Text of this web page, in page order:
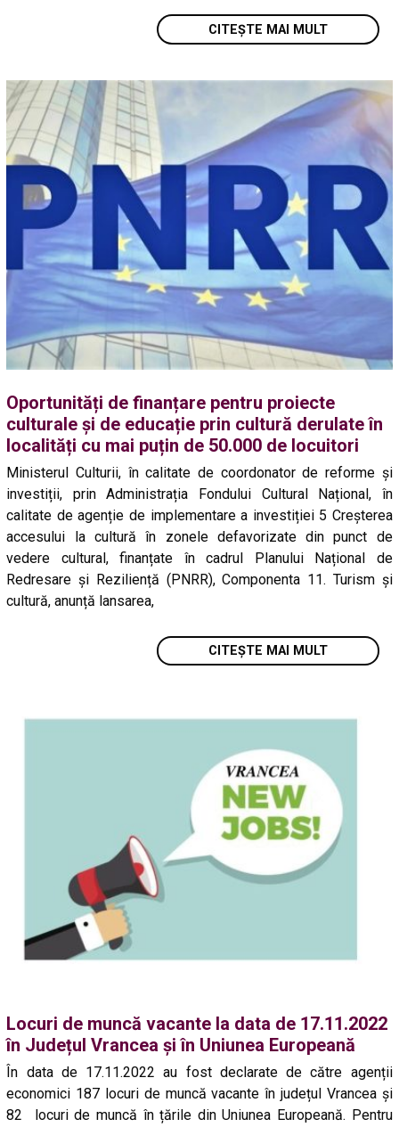
CITEȘTE MAI MULT
Oportunități de finanțare pentru proiecte
culturale și de educație prin cultură derulate în
localități cu mai puțin de 50.000 de locuitori
Ministerul Culturii, în calitate de coordonator de reforme și
investiții, prin Administrația Fondului Cultural Național, în
calitate de agenție de implementare a investiției 5 Creșterea
accesului la cultură în zonele defavorizate din punct de
vedere cultural, finanțate în cadrul Planului Național de
Redresare și Reziliență (PNRR), Componenta 11. Turism și
cultură, anunță lansarea,
CITEȘTE MAI MULT
Locuri de muncă vacante la data de 17.11.2022
în Județul Vrancea și în Uniunea Europeană
În data de 17.11.2022 au fost declarate de către agenții
economici 187 locuri de muncă vacante în județul Vrancea și
82 locuri de muncă în țările din Uniunea Europeană. Pentru